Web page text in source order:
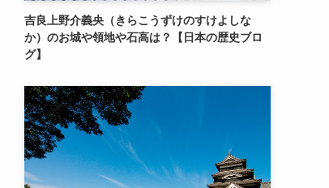
吉良上野介義央（きらこうずけのすけよしな
か）のお城や領地や石高は？【日本の歴史ブロ
グ】